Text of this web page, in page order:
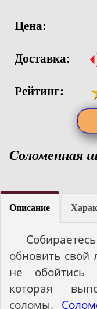
Цена:
Доставка:
Рейтинг:
Соломенная
Описание
обновить свой
не обойтись
которая
соломы.